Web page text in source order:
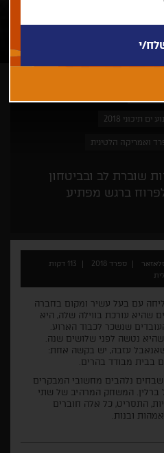
תיכוני 2018
ואמריקה הלטינית
שוברת לב ובביטחון
ברגש מפתיע
ספרד 2018
113 דקות
עם בעל עשיר ומקום בחברה
שהיא עורכת בווילה שלה, היא
שנשכר לכבוד הארוע.
נטשה לפני שלושים שנה.
עזבה, יש בקשה אחת:
מבודד בהרים.
נלהבים מחשובי המבקרים
ברלין. המשחק המרהיב של שתי
התסריט, כל אלה חוברים
ובנות.